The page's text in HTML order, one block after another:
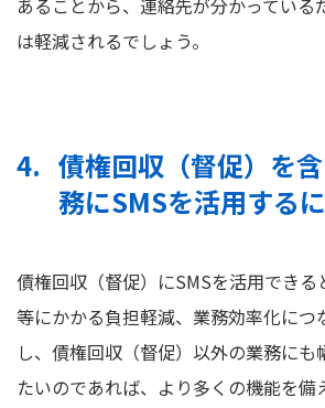
あることから、連絡先が分かっている
は軽減されるでしょう。
債権回収（督促）を
務にSMSを活用する
債権回収（督促）にSMSを活用できる
等にかかる負担軽減、業務効率化につ
し、債権回収（督促）以外の業務にも
たいのであれば、より多くの機能を備